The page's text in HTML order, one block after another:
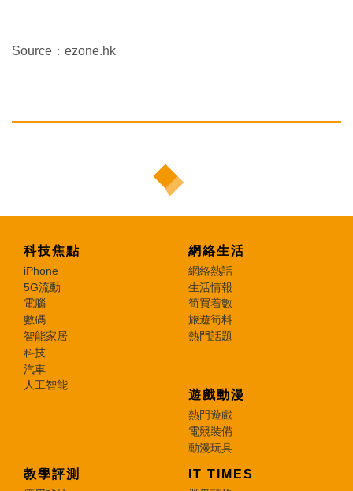
Source：ezone.hk
科技焦點
iPhone
5G流動
電腦
數碼
智能家居
科技
汽車
人工智能
網絡生活
網絡熱話
生活情報
筍買着數
旅遊筍料
熱門話題
遊戲動漫
熱門遊戲
電競裝備
動漫玩具
教學評測 IT TIMES